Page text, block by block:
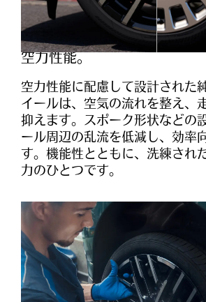
空力性能。
空力性能に配慮して設計された
イールは、空気の流れを整え、
抑えます。スポーク形状などの
ール周辺の乱流を低減し、効率
す。機能性とともに、洗練され
力のひとつです。